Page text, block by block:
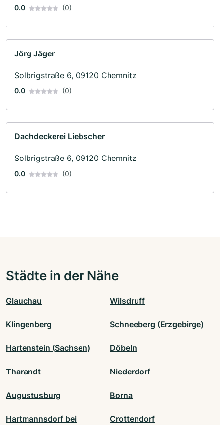
0.0 (0)
Jörg Jäger
Solbrigstraße 6, 09120 Chemnitz
0.0 (0)
Dachdeckerei Liebscher
Solbrigstraße 6, 09120 Chemnitz
0.0 (0)
Städte in der Nähe
Glauchau Wilsdruff
Klingenberg Schneeberg (Erzgebirge)
Hartenstein (Sachsen) Döbeln
Tharandt Niederdorf
Augustusburg Borna
Hartmannsdorf bei
Crottendorf